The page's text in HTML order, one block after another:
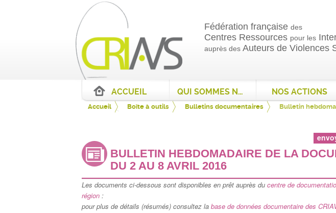
Fédération française des
Centres Ressources pour les
auprès des Auteurs de Violences
ACCUEIL QUI SOMMES NOUS ? NOS ACTIONS
Accueil Boîte à outils Bulletins documentaires Bulletin
BULLETIN HEBDOMADAIRE DE LA
DU 2 AU 8 AVRIL 2016
Les documents ci-dessous sont disponibles en prêt auprès du centre de
région :
pour plus de détails (résumés) consultez la base de données documentaire des